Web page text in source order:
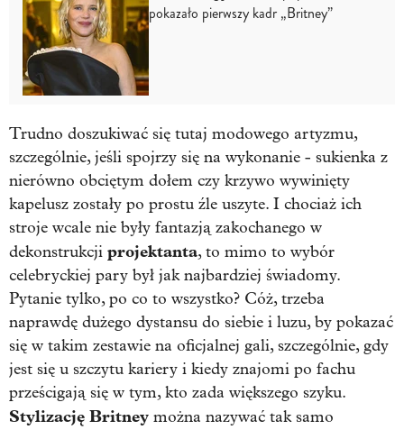
pokazało pierwszy kadr „Britney”
Trudno doszukiwać się tutaj modowego artyzmu,
szczególnie, jeśli spojrzy się na wykonanie - sukienka z
nierówno obciętym dołem czy krzywo wywinięty
kapelusz zostały po prostu źle uszyte. I chociaż ich
stroje wcale nie były fantazją zakochanego w
dekonstrukcji projektanta, to mimo to wybór
celebryckiej pary był jak najbardziej świadomy.
Pytanie tylko, po co to wszystko? Cóż, trzeba
naprawdę dużego dystansu do siebie i luzu, by pokazać
się w takim zestawie na oficjalnej gali, szczególnie, gdy
jest się u szczytu kariery i kiedy znajomi po fachu
prześcigają się w tym, kto zada większego szyku.
Stylizację Britney można nazywać tak samo